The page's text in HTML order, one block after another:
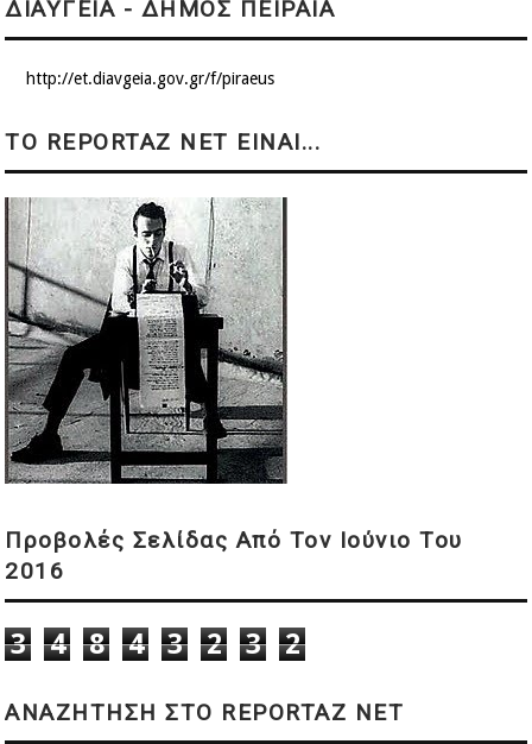
ΔΙΑΥΓΕΙΑ - ΔΗΜΟΣ ΠΕΙΡΑΙΑ
http://et.diavgeia.gov.gr/f/piraeus
ΤΟ REPORTAZ NET ΕΙΝΑΙ...
Προβολές Σελίδας Από Τον Ιούνιο Του
2016
3 4 8 4 3 2 3 2
ΑΝΑΖΗΤΗΣΗ ΣΤΟ REPORTAZ NET